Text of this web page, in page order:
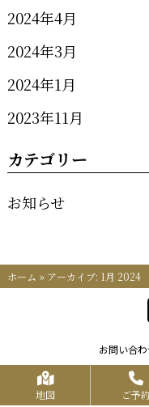
2024年4月
2024年3月
2024年1月
2023年11月
カテゴリー
お知らせ
ホーム » アーカイブ: 1月 2024
お問い合
Copyrights KR
地図 ご予約